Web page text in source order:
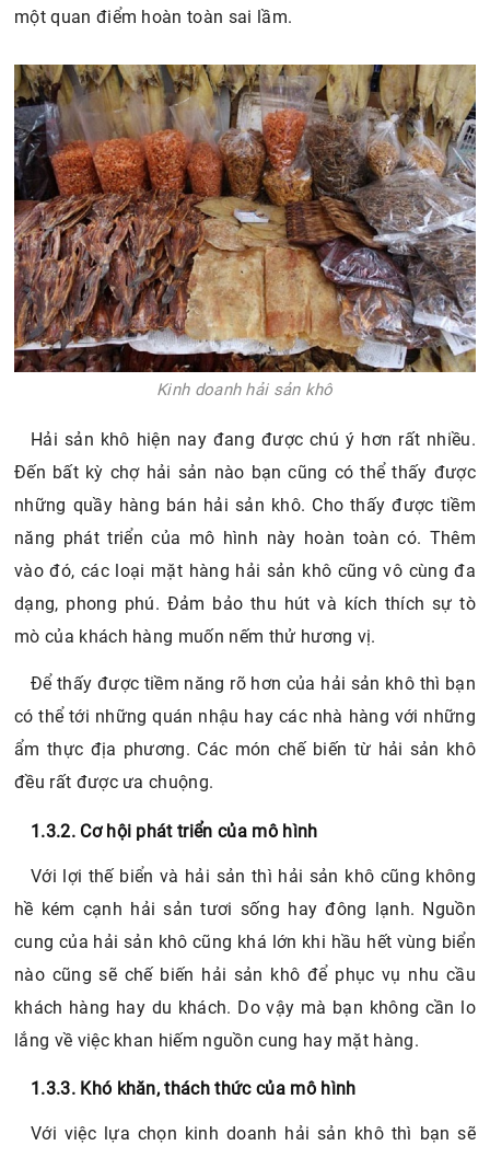
một quan điểm hoàn toàn sai lầm.
Kinh doanh hải sản khô
Hải sản khô hiện nay đang được chú ý hơn rất nhiều.
Đến bất kỳ chợ hải sản nào bạn cũng có thể thấy được
những quầy hàng bán hải sản khô. Cho thấy được tiềm
năng phát triển của mô hình này hoàn toàn có. Thêm
vào đó, các loại mặt hàng hải sản khô cũng vô cùng đa
dạng, phong phú. Đảm bảo thu hút và kích thích sự tò
mò của khách hàng muốn nếm thử hương vị.
Để thấy được tiềm năng rõ hơn của hải sản khô thì bạn
có thể tới những quán nhậu hay các nhà hàng với những
ẩm thực địa phương. Các món chế biến từ hải sản khô
đều rất được ưa chuộng.
1.3.2. Cơ hội phát triển của mô hình
Với lợi thế biển và hải sản thì hải sản khô cũng không
hề kém cạnh hải sản tươi sống hay đông lạnh. Nguồn
cung của hải sản khô cũng khá lớn khi hầu hết vùng biển
nào cũng sẽ chế biến hải sản khô để phục vụ nhu cầu
khách hàng hay du khách. Do vậy mà bạn không cần lo
lắng về việc khan hiếm nguồn cung hay mặt hàng.
1.3.3. Khó khăn, thách thức của mô hình
Với việc lựa chọn kinh doanh hải sản khô thì bạn sẽ